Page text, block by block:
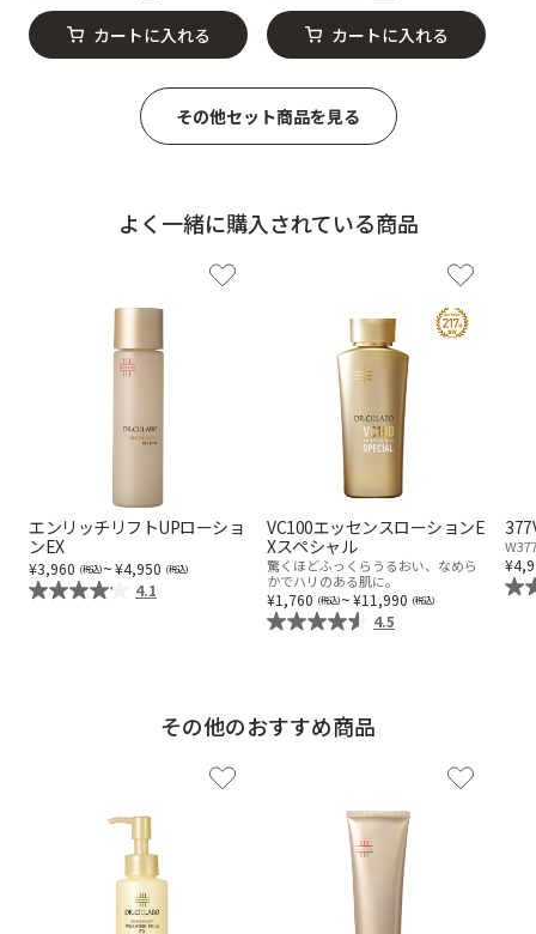
カートに入れる カートに入れる
その他セット商品を見る
よく一緒に購入されている商品
エンリッチリフトUPローショ
ンEX
3,960 ~ 4,950
4.1
VC100エッセンスローションE
Xスペシャル
驚くほどふっくらうるおい、なめら
かでハリのある肌に。
1,760 ~ 11,990
4.5
その他のおすすめ商品